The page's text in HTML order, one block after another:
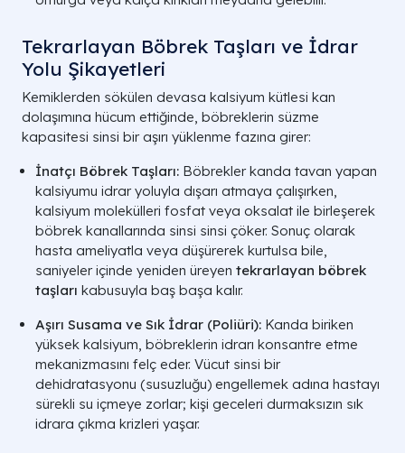
Tekrarlayan Böbrek Taşları ve İdrar
Yolu Şikayetleri
Kemiklerden sökülen devasa kalsiyum kütlesi kan
dolaşımına hücum ettiğinde, böbreklerin süzme
kapasitesi sinsi bir aşırı yüklenme fazına girer:
İnatçı Böbrek Taşları: Böbrekler kanda tavan yapan
kalsiyumu idrar yoluyla dışarı atmaya çalışırken,
kalsiyum molekülleri fosfat veya oksalat ile birleşerek
böbrek kanallarında sinsi sinsi çöker. Sonuç olarak
hasta ameliyatla veya düşürerek kurtulsa bile,
saniyeler içinde yeniden üreyen tekrarlayan böbrek
taşları kabusuyla baş başa kalır.
Aşırı Susama ve Sık İdrar (Poliüri): Kanda biriken
yüksek kalsiyum, böbreklerin idrarı konsantre etme
mekanizmasını felç eder. Vücut sinsi bir
dehidratasyonu (susuzluğu) engellemek adına hastayı
sürekli su içmeye zorlar; kişi geceleri durmaksızın sık
idrara çıkma krizleri yaşar.